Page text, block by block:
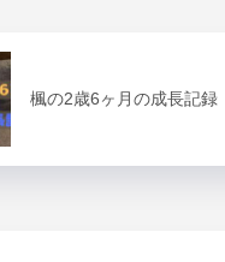
楓の2歳6ヶ月の成長記録